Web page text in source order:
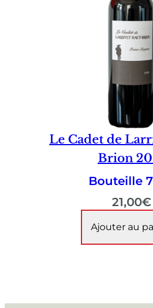
Le Cadet de
Brion
Bouteille
21,00€
Ajouter au